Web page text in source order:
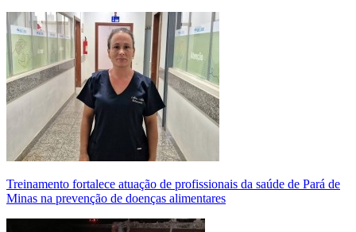
Treinamento fortalece atuação de profissionais da saúde de Pará de
Minas na prevenção de doenças alimentares